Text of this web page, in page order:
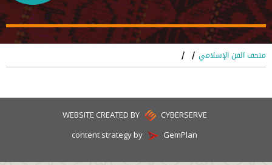
متحف الفن الإسلامي /
/
WEBSITE CREATED BY
CYBERSERVE
content strategy by
GemPlan